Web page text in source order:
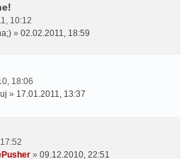
10:12
» 02.02.2011, 18:59
18:06
» 17.01.2011, 13:37
» 09.12.2010, 22:51